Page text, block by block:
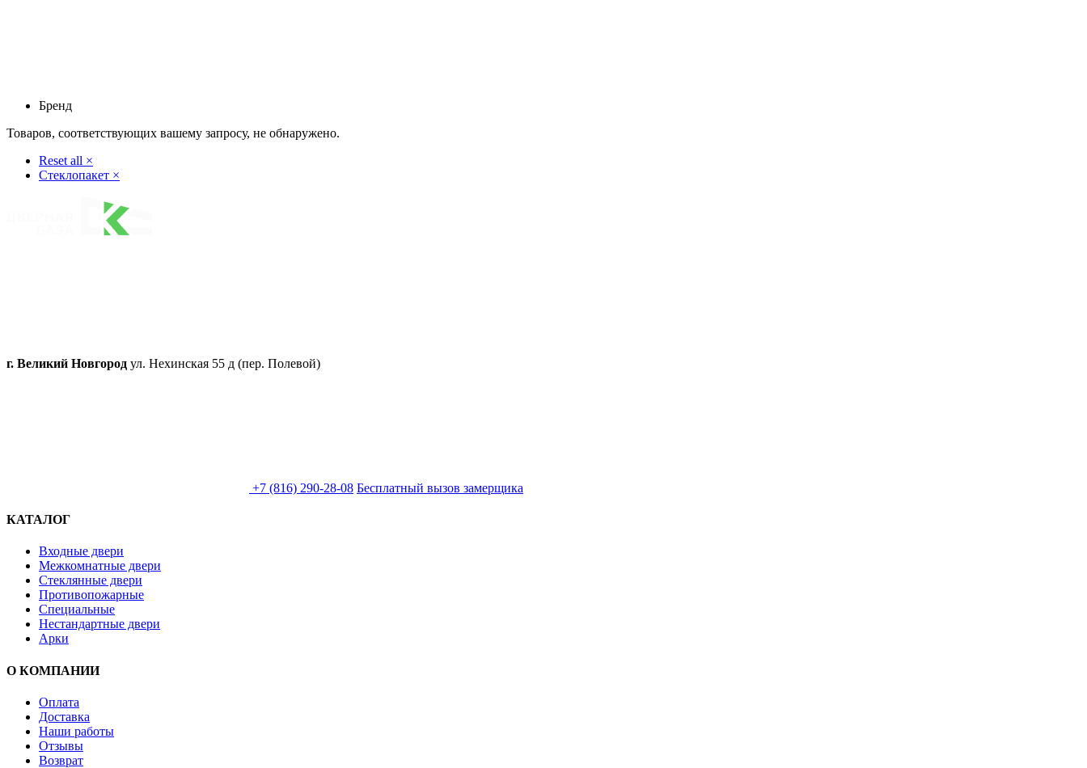
Бренд
Товаров, соответствующих вашему запросу, не обнаружено.
Reset all ×
Стеклопакет ×
г. Великий Новгород ул. Нехинская 55 д (пер. Полевой)
+7 (816) 290-28-08 Бесплатный вызов замерщика
КАТАЛОГ
Входные двери
Межкомнатные двери
Стеклянные двери
Противопожарные
Специальные
Нестандартные двери
Арки
О КОМПАНИИ
Оплата
Доставка
Наши работы
Отзывы
Возврат